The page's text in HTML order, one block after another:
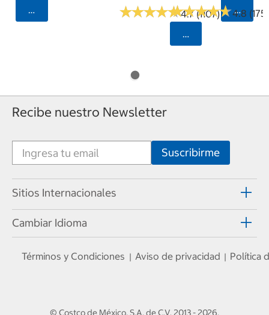
Seleccionar Código Postal
★★★★★
★★★★★4.7 (1107)
★★★★★
★★★★★4.8 (175)
Seleccionar
Recibe nuestro Newsletter
Sitios Internacionales
Cambiar Idioma
Términos y Condiciones | Aviso de privacidad | Política
© Costco de México, S.A. de C.V. 2013 - 2026.